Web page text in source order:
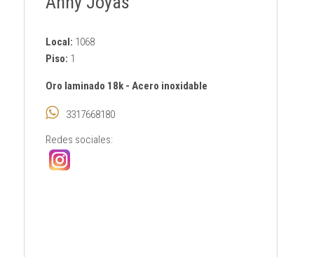
Local: 1068
Piso: 1
Oro laminado 18k- Acero inoxidable
3317668180
Redes sociales: